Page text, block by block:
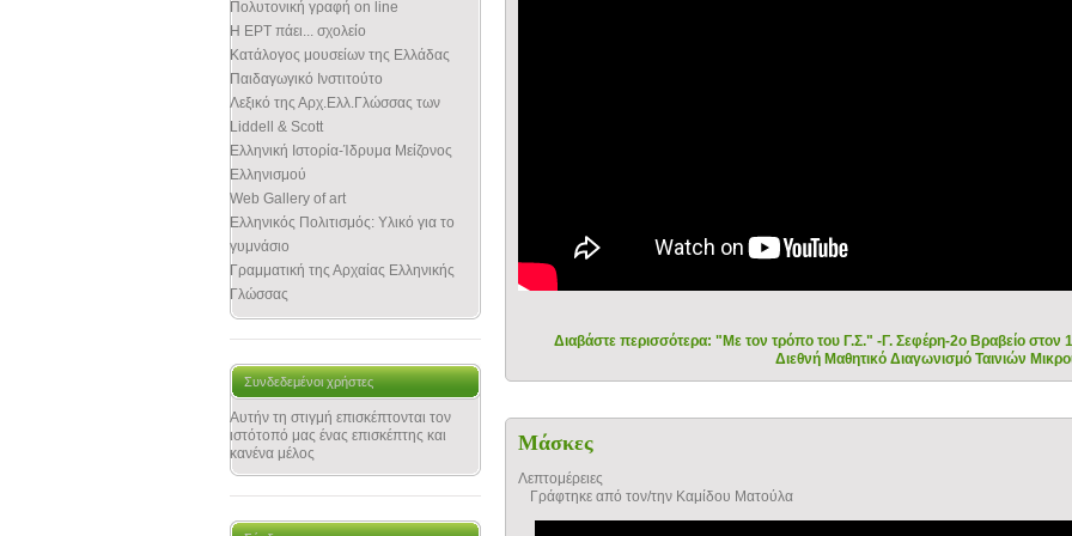
Πολυτονική γραφή on line
Η ΕΡΤ πάει... σχολείο
Κατάλογος μουσείων της Ελλάδας
Παιδαγωγικό Ινστιτούτο
Λεξικό της Αρχ.Ελλ.Γλώσσας των
Liddell & Scott
Ελληνική Ιστορία-Ίδρυμα Μείζονος
Ελληνισμού
Web Gallery of art
Ελληνικός Πολιτισμός: Υλικό για το
γυμνάσιο
Γραμματική της Αρχαίας Ελληνικής
Γλώσσας
Συνδεδεμένοι χρήστες
Αυτήν τη στιγμή επισκέπτονται τον
ιστότοπό μας ένας επισκέπτης και
κανένα μέλος
Διαβάστε περισσότερα: "Με τον τρόπο του Γ.Σ." -Γ. Σεφέρη-2ο Βραβείο στον
Διεθνή Μαθητικό Διαγωνισμό Ταινιών
Μάσκες
Λεπτομέρειες
Γράφτηκε από τον/την Καμίδου Ματούλα